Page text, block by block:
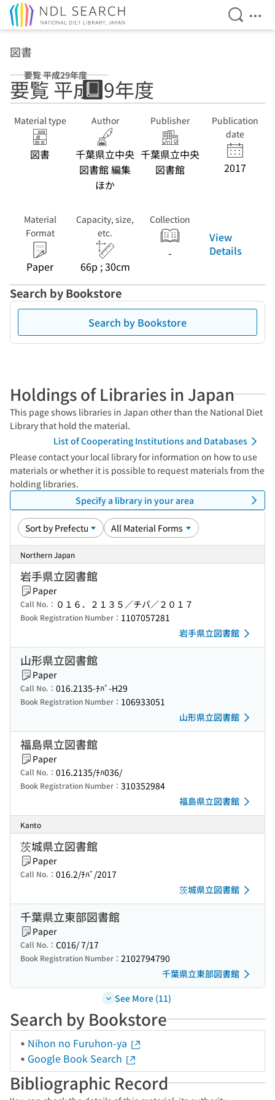
Open
図書
要覧 平成29年度
要覧 平成29年度
Material type
図書
Author
千葉県立中央
図書館 編集
ほか
Publisher
千葉県立中央
図書館
Publication
date
2017
Material
Format
Paper
Capacity, size,
etc.
66p ; 30cm
Collection
-
View
Details
Search by Bookstore
Search by Bookstore
Holdings of Libraries in Japan
This page shows libraries in Japan other than the National Diet
Library that hold the material.
List of Cooperating Institutions and Databases
Please contact your local library for information on how to use
materials or whether it is possible to request materials from the
holding libraries.
Specify a library in your area
Northern Japan
岩手県立図書館
Paper
Call No.： ０１６．２１３５／チバ／２０１７
Book Registration Number： 1107057281
岩手県立図書館
山形県立図書館
Paper
Call No.： 016.2135-ﾁﾊﾞ-H29
Book Registration Number： 106933051
山形県立図書館
福島県立図書館
Paper
Call No.： 016.2135/ﾁﾊ036/
Book Registration Number： 310352984
福島県立図書館
Kanto
茨城県立図書館
Paper
Call No.： 016.2/ﾁﾊﾞ/2017
茨城県立図書館
千葉県立東部図書館
Paper
Call No.： C016/ 7/17
Book Registration Number： 2102794790
千葉県立東部図書館
See More (11)
Search by Bookstore
Nihon no Furuhon-ya
Google Book Search
Bibliographic Record